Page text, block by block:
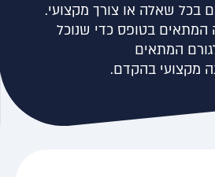
בכל שאלה או צורך מקצועי.
המתאים בטופס כדי שנוכל
המתאים
מקצועי בהקדם.